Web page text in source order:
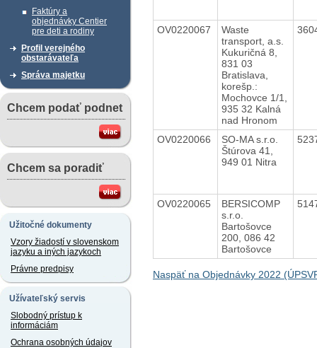
Faktúry a
objednávky Centier
pre deti a rodiny
Profil verejného
obstarávateľa
Správa majetku
Chcem podať podnet
Chcem sa poradiť
Užitočné dokumenty
Vzory žiadostí v slovenskom
jazyku a iných jazykoch
Právne predpisy
Užívateľský servis
Slobodný prístup k
informáciám
Ochrana osobných údajov
OV0220067
Waste
transport, a.s.
Kukuričná 8,
831 03
Bratislava,
korešp.:
Mochovce 1/1,
935 32 Kalná
nad Hronom
OV0220066
SO-MA s.r.o.
Štúrova 41,
949 01 Nitra
OV0220065
BERSICOMP
s.r.o.
Bartošovce
200, 086 42
Bartošovce
Naspäť na Objednávky 2022